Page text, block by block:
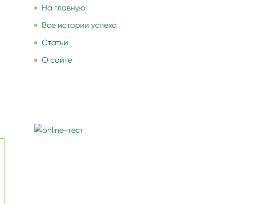
На главную
Все истории успеха
Статьи
О сайте